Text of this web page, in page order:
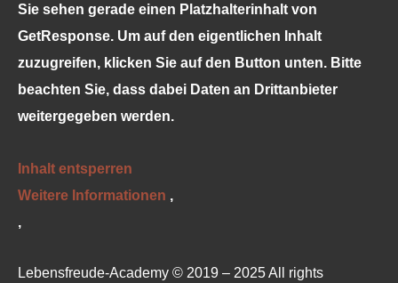
Sie sehen gerade einen Platzhalterinhalt von
GetResponse. Um auf den eigentlichen Inhalt
zuzugreifen, klicken Sie auf den Button unten. Bitte
beachten Sie, dass dabei Daten an Drittanbieter
weitergegeben werden.
Inhalt entsperren
Weitere Informationen ‚
‚
Lebensfreude-Academy © 2019 – 2025 All rights